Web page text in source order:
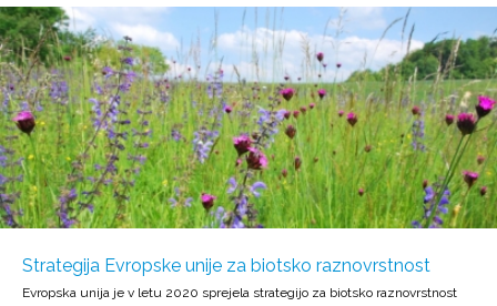
Strategija Evropske unije za biotsko raznovrstnost
Evropska unija je v letu 2020 sprejela strategijo za biotsko raznovrstnost